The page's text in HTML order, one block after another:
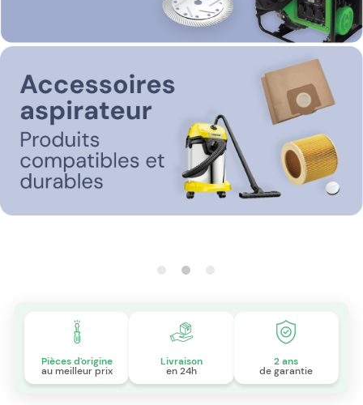
Pièces d'origine
au meilleur prix
Livraison
en 24h
2 ans
de garantie